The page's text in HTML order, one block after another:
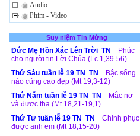
Audio
Phim - Video
Suy niệm Tin Mừng
Đức Mẹ Hồn Xác Lên Trời TN
Phúc
cho người tin Lời Chúa (Lc 1,39-56)
Thứ Sáu tuần lễ 19 TN TN
Bậc sống
nào cũng cao đẹp (Mt 19,3-12)
Thứ Năm tuần lễ 19 TN TN
Mắc nợ
và được tha (Mt 18,21-19,1)
Thứ Tư tuần lễ 19 TN TN
Chinh phục
được anh em (Mt 18,15-20)